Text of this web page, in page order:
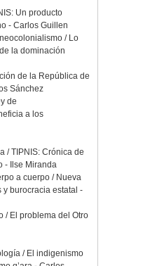
Un producto
- Carlos Guillen
/ Lo
la dominación
de la República de
Sánchez
de
a los
/ TIPNIS: Crónica de
- Ilse Miranda
a cuerpo / Nueva
burocracia estatal -
/ El problema del Otro
/ El indigenismo